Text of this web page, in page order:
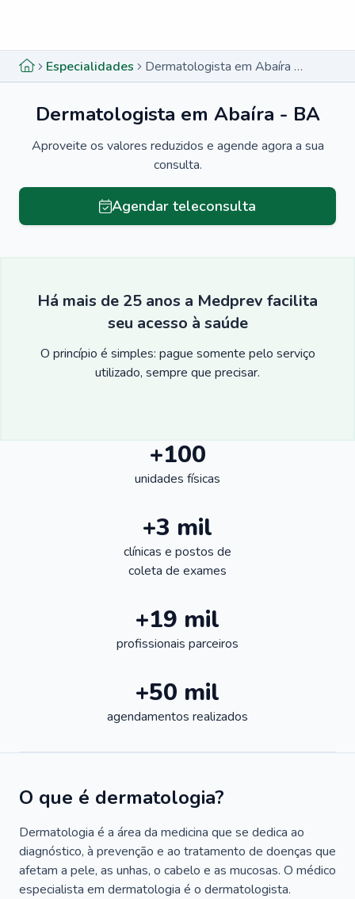
Especialidades Dermatologista em Abaíra - BA
Dermatologista em Abaíra - BA
Aproveite os valores reduzidos e agende agora a sua
consulta.
Agendar teleconsulta
Há mais de 25 anos a Medprev facilita
seu acesso à saúde
O princípio é simples: pague somente pelo serviço
utilizado, sempre que precisar.
+100
unidades físicas
+3 mil
clínicas e postos de
coleta de exames
+19 mil
profissionais parceiros
+50 mil
agendamentos realizados
O que é dermatologia?
Dermatologia é a área da medicina que se dedica ao
diagnóstico, à prevenção e ao tratamento de doenças que
afetam a pele, as unhas, o cabelo e as mucosas. O médico
especialista em dermatologia é o dermatologista.